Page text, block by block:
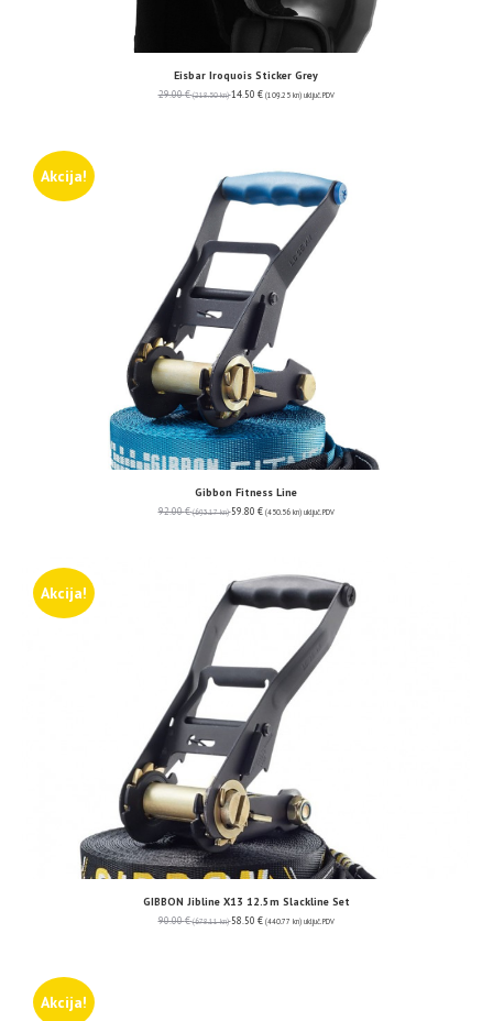
Eisbar Iroquois Sticker Grey
29.00€ (218.50 kn) 14.50 € (109.25 kn) uključ. PDV
Akcija!
Gibbon Fitness Line
92.00€ (693.17 kn) 59.80 € (450.56 kn) uključ. PDV
Akcija!
GIBBON Jibline X13 12.5m Slackline Set
90.00€ (678.11 kn) 58.50 € (440.77 kn) uključ. PDV
Akcija!